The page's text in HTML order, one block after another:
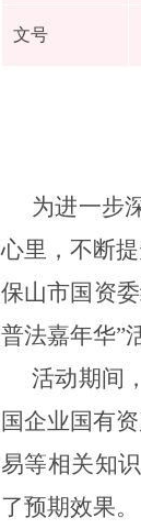
文号
为进一步
心里 ，不断
保山市国资委
普法嘉年华”
活动期间
国企业国有资
易等相关知
了预期效果。